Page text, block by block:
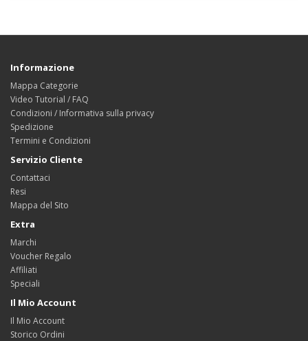
Informazione
Mappa Categorie
Video Tutorial / FAQ
Condizioni / Informativa sulla privacy
Spedizione
Termini e Condizioni
Servizio Cliente
Contattaci
Resi
Mappa del Sito
Extra
Marchi
Voucher Regalo
Affiliati
Speciali
Il Mio Account
Il Mio Account
Storico Ordini